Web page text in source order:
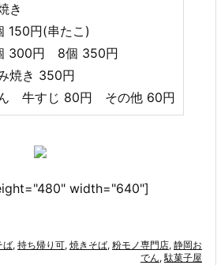
き
150円(串たこ)
300円 8個 350円
焼き 350円
牛すじ 80円 その他 60円
width="640"]
ば, 持ち帰り可, 焼きそば, 粉モノ専門店, 静岡お
でん,駄菓子屋